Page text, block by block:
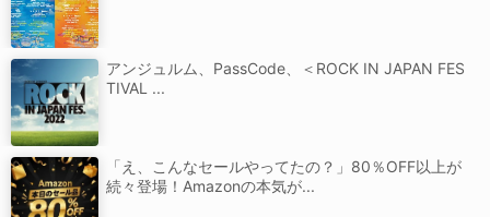
アンジュルム、PassCode、＜ROCK IN JAPAN FES
TIVAL ...
「え、こんなセールやってたの？」80％OFF以上が
続々登場！Amazonの本気が...